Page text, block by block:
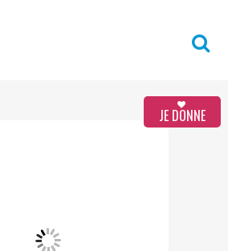
JE DONNE